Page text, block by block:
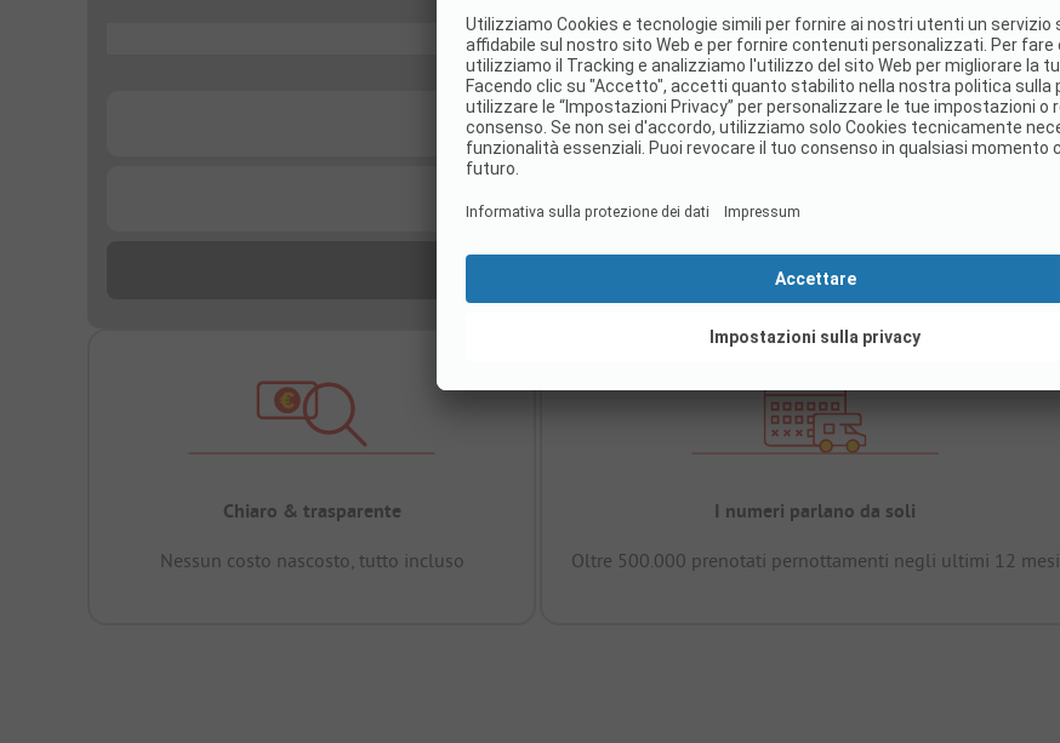
Chiaro & trasparente
Nessun costo nascosto, tutto incluso
I numeri parlano da soli
Oltre 500.000 prenotati pernottamenti negli ultimi 12 mesi